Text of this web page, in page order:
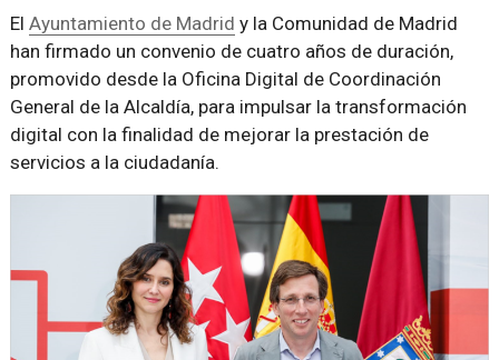
El Ayuntamiento de Madrid y la Comunidad de Madrid
han firmado un convenio de cuatro años de duración,
promovido desde la Oficina Digital de Coordinación
General de la Alcaldía, para impulsar la transformación
digital con la finalidad de mejorar la prestación de
servicios a la ciudadanía.